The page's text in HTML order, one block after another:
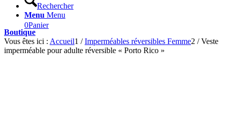
0Panier
Rechercher
Menu Menu
Boutique
Vous êtes ici : Accueil1 / Imperméables réversibles Femme2 / Veste
imperméable pour adulte réversible « Porto Rico »